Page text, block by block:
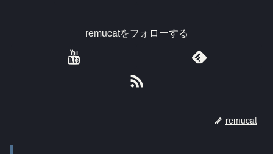
remucatをフォローする
remucat